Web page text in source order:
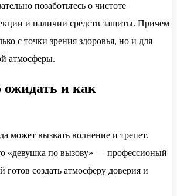
позаботьтесь о чистоте
и наличии средств защиты. Причем
с точки зрения здоровья, но и для
атмосферы.
ожидать и как
может вызвать волнение и трепет.
«девушка по вызову» — профессионый
готов создать атмосферу доверия и